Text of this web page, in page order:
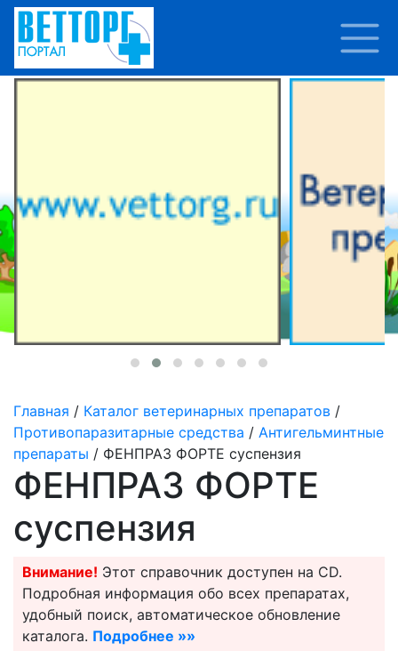
Главная / Каталог ветеринарных препаратов /
Противопаразитарные средства / Антигельминтные
препараты / ФЕНПРАЗ ФОРТЕ суспензия
ФЕНПРАЗ ФОРТЕ
суспензия
Внимание! Этот справочник доступен на CD.
Подробная информация обо всех препаратах,
удобный поиск, автоматическое обновление
каталога. Подробнее »»